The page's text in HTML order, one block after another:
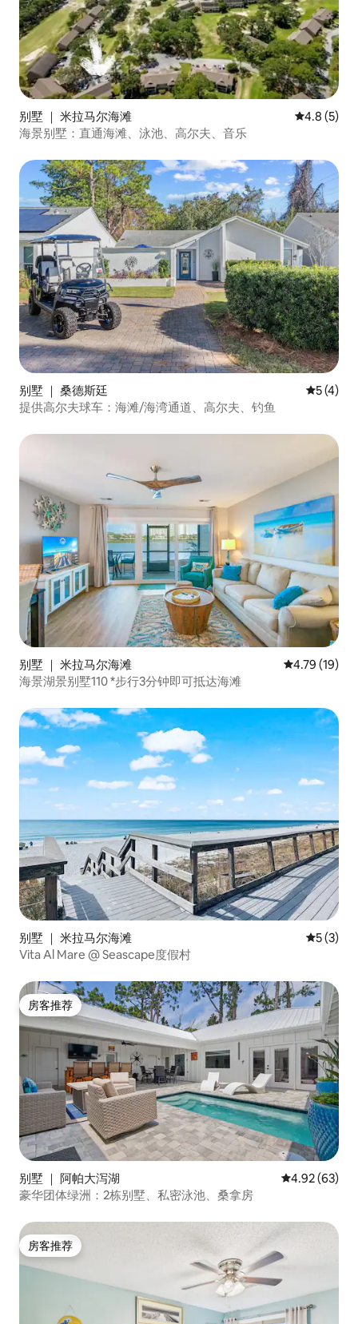
别墅 ｜ 米拉马尔海滩 平均评分
4.8 (5)
海景别墅：直通海滩、泳池、高尔夫、音乐
别墅 ｜ 桑德斯廷 平均评分
5 (4)
提供高尔夫球车：海滩/海湾通道、高尔夫、钓鱼
别墅 ｜ 米拉马尔海滩 平均评分
4.79 (19)
海景湖景别墅110 *步行3分钟即可抵达海滩
别墅 ｜ 米拉马尔海滩 平均评分
5 (3)
Vita Al Mare @ Seascape度假村
房客推荐
房客推荐
别墅 ｜ 阿帕大泻湖 平均评分
4.92 (63)
豪华团体绿洲：2栋别墅、私密泳池、桑拿房
房客推荐
房客推荐